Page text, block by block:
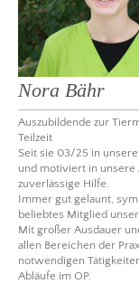
Nora Bähr
Auszubildende zur
Teilzeit
Seit sie 03/25 in
und motiviert in unsere
zuverlässige Hilfe.
Immer gut gelaunt,
beliebtes Mitglied
Mit großer Ausdauer
allen Bereichen der
notwendigen
Abläufe im OP.